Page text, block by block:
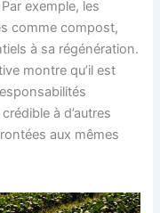
exemple, les
comme compost,
à sa régénération.
montre qu’il est
à d’autres
aux mêmes